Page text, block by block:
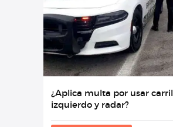
¿Aplica multa por usar carril
izquierdo y radar?